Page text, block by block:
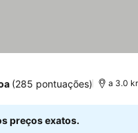
(285 pontuações) a 3.0
preços exatos.